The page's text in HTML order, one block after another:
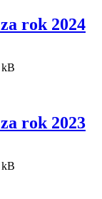
rok 2024
rok 2023